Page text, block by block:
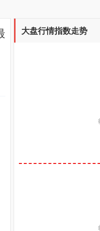
大盘行情指数走势